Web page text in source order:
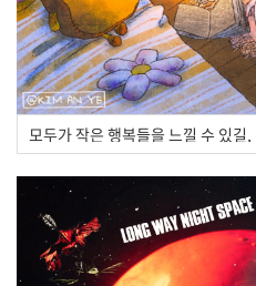
모두가 작은 행복들을 느낄 수 있길